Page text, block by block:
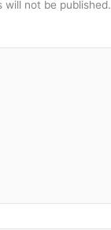
will not be published.